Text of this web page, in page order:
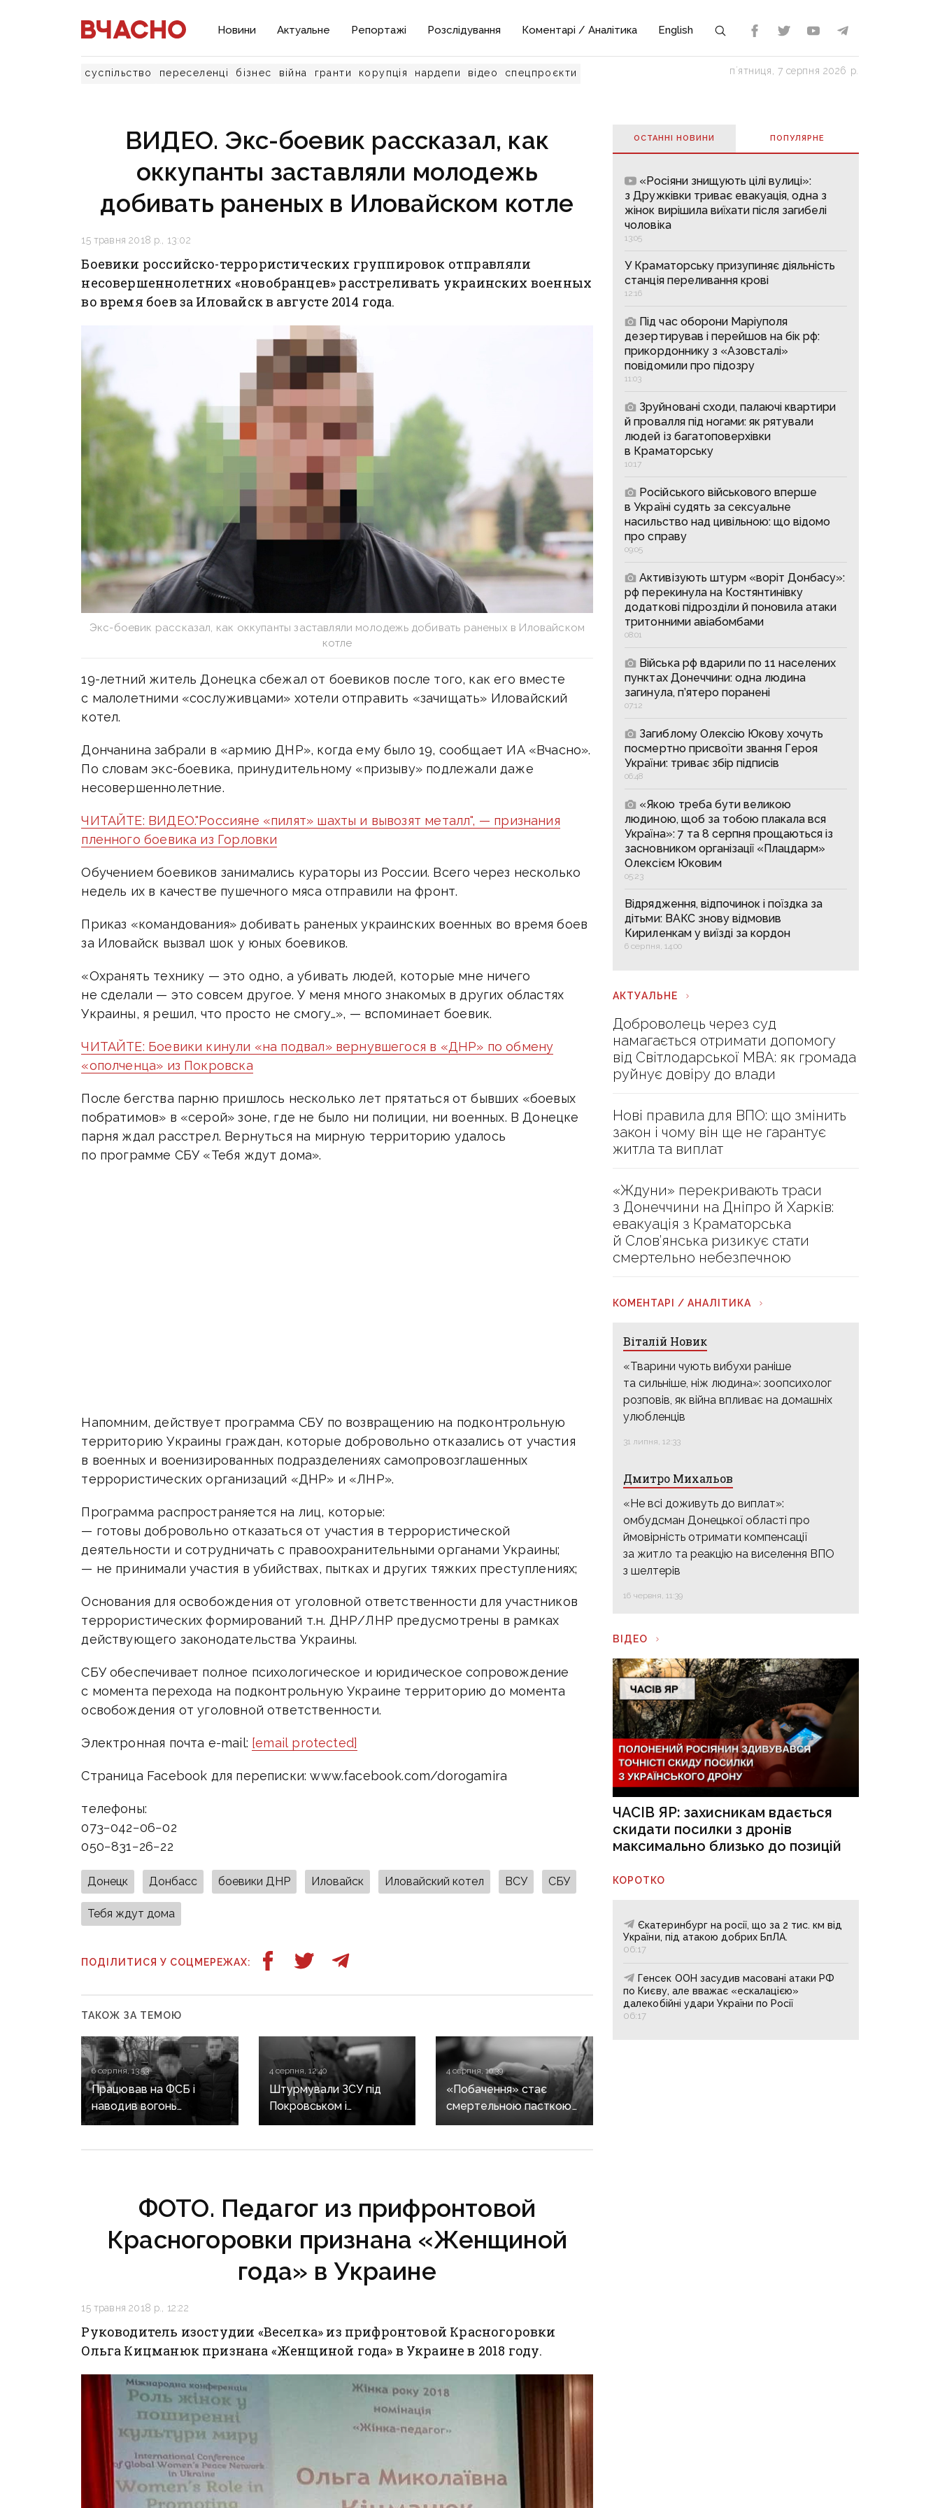
Новини Актуальне Репортажі Розслідування Коментарі / Аналітика English
суспільство переселенці бізнес війна гранти корупція нардепи відео спецпроєкти пʼятниця, 7 серпня 2026 р.
ВИДЕО. Экс-боевик рассказал, как
оккупанты заставляли молодежь
добивать раненых в Иловайском котле
15 травня 2018 р., 13:02
Боевики российско-террористических группировок отправляли
несовершеннолетних «новобранцев» расстреливать украинских военных
во время боев за Иловайск в августе 2014 года.
Экс-боевик рассказал, как оккупанты заставляли молодежь добивать раненых в Иловайском
котле
19-летний житель Донецка сбежал от боевиков после того, как его вместе
с малолетними «сослуживцами» хотели отправить «зачищать» Иловайский
котел.
Дончанина забрали в «армию ДНР», когда ему было 19, сообщает ИА «Вчасно».
По словам экс-боевика, принудительному «призыву» подлежали даже
несовершеннолетние.
ЧИТАЙТЕ: ВИДЕО."Россияне «пилят» шахты и вывозят металл", — признания
пленного боевика из Горловки
Обучением боевиков занимались кураторы из России. Всего через несколько
недель их в качестве пушечного мяса отправили на фронт.
Приказ «командования» добивать раненых украинских военных во время боев
за Иловайск вызвал шок у юных боевиков.
«Охранять технику — это одно, а убивать людей, которые мне ничего
не сделали — это совсем другое. У меня много знакомых в других областях
Украины, я решил, что просто не смогу…», — вспоминает боевик.
ЧИТАЙТЕ: Боевики кинули «на подвал» вернувшегося в «ДНР» по обмену
«ополченца» из Покровска
После бегства парню пришлось несколько лет прятаться от бывших «боевых
побратимов» в «серой» зоне, где не было ни полиции, ни военных. В Донецке
парня ждал расстрел. Вернуться на мирную территорию удалось
по программе СБУ «Тебя ждут дома».
Напомним, действует программа СБУ по возвращению на подконтрольную
территорию Украины граждан, которые добровольно отказались от участия
в военных и военизированных подразделениях самопровозглашенных
террористических организаций «ДНР» и «ЛНР».
Программа распространяется на лиц, которые:
— готовы добровольно отказаться от участия в террористической
деятельности и сотрудничать с правоохранительными органами Украины;
— не принимали участия в убийствах, пытках и других тяжких преступлениях;
Основания для освобождения от уголовной ответственности для участников
террористических формирований т.н. ДНР/ЛНР предусмотрены в рамках
действующего законодательства Украины.
СБУ обеспечивает полное психологическое и юридическое сопровождение
с момента перехода на подконтрольную Украине территорию до момента
освобождения от уголовной ответственности.
Электронная почта e-mail: [email protected]
Страница Facebook для переписки: www.facebook.com/dorogamira
телефоны:
073−042−06−02
050−831−26−22
Донецк Донбасс боевики ДНР Иловайск Иловайский котел ВСУ СБУ
Тебя ждут дома
ПОДІЛИТИСЯ У СОЦМЕРЕЖАХ:
ТАКОЖ ЗА ТЕМОЮ
6 серпня, 13:53
Працював на ФСБ і
наводив вогонь
на позиції ЗСУ:
4 серпня, 12:40
Штурмували ЗСУ під
Покровськом і
Костянтинівкою: по 15
4 серпня, 10:39
«Побачення» стає
смертельною пасткою
для військових: СБУ
ФОТО. Педагог из прифронтовой
Красногоровки признана «Женщиной
года» в Украине
15 травня 2018 р., 12:22
Руководитель изостудии «Веселка» из прифронтовой Красногоровки
Ольга Кицманюк признана «Женщиной года» в Украине в 2018 году.
ОСТАННІ НОВИНИ ПОПУЛЯРНE
«Росіяни знищують цілі вулиці»:
з Дружківки триває евакуація, одна з
жінок вирішила виїхати після загибелі
чоловіка
13:05
У Краматорську призупиняє діяльність
станція переливання крові
12:16
Під час оборони Маріуполя
дезертирував і перейшов на бік рф:
прикордоннику з «Азовсталі»
повідомили про підозру
11:03
Зруйновані сходи, палаючі квартири
й провалля під ногами: як рятували
людей із багатоповерхівки
в Краматорську
10:17
Російського військового вперше
в Україні судять за сексуальне
насильство над цивільною: що відомо
про справу
09:05
Активізують штурм «воріт Донбасу»:
рф перекинула на Костянтинівку
додаткові підрозділи й поновила атаки
тритонними авіабомбами
08:01
Війська рф вдарили по 11 населених
пунктах Донеччини: одна людина
загинула, п’ятеро поранені
07:12
Загиблому Олексію Юкову хочуть
посмертно присвоїти звання Героя
України: триває збір підписів
06:48
«Якою треба бути великою
людиною, щоб за тобою плакала вся
Україна»: 7 та 8 серпня прощаються із
засновником організації «Плацдарм»
Олексієм Юковим
05:23
Відрядження, відпочинок і поїздка за
дітьми: ВАКС знову відмовив
Кириленкам у виїзді за кордон
6 серпня, 14:00
АКТУАЛЬНЕ
Доброволець через суд
намагається отримати допомогу
від Світлодарської МВА: як громада
руйнує довіру до влади
Нові правила для ВПО: що змінить
закон і чому він ще не гарантує
житла та виплат
«Ждуни» перекривають траси
з Донеччини на Дніпро й Харків:
евакуація з Краматорська
й Слов’янська ризикує стати
смертельно небезпечною
КОМЕНТАРІ / АНАЛІТИКА
Віталій Новик
«Тварини чують вибухи раніше
та сильніше, ніж людина»: зоопсихолог
розповів, як війна впливає на домашніх
улюбленців
31 липня, 12:33
Дмитро Михальов
«Не всі доживуть до виплат»:
омбудсман Донецької області про
ймовірність отримати компенсації
за житло та реакцію на виселення ВПО
з шелтерів
16 червня, 11:39
ВІДЕО
ЧАСІВ ЯР: захисникам вдається
скидати посилки з дронів
максимально близько до позицій
КОРОТКО
Єкатеринбург на росії, що за 2 тис. км від
України, під атакою добрих БпЛА.
06:17
Генсек ООН засудив масовані атаки РФ
по Києву, але вважає «ескалацією»
далекобійні удари України по Росії
06:17